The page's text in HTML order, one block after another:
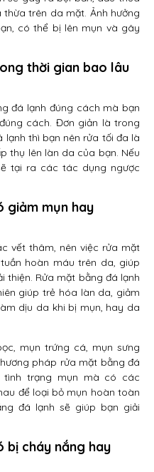
trên da mặt. Ảnh hưởng
có thể bị lên mụn và gây
thời gian bao lâu
đá lạnh đúng cách mà bạn
cách. Đơn giản là trong
thì bạn nên rửa tối đa là
thụ lên làn da của bạn. Nếu
tại ra các tác dụng ngược
giảm mụn hay
vết thâm, nên việc rửa mặt
hoàn máu trên da, giúp
thiện. Rửa mặt bằng đá lạnh
giúp trẻ hóa làn da, giảm
dịu da khi bị mụn, hay da
mụn trứng cá, mụn sưng
pháp rửa mặt bằng đá
tình trạng mụn mà có các
để loại bỏ mụn hoàn toàn
đá lạnh sẽ giúp bạn giải
bị cháy nắng hay